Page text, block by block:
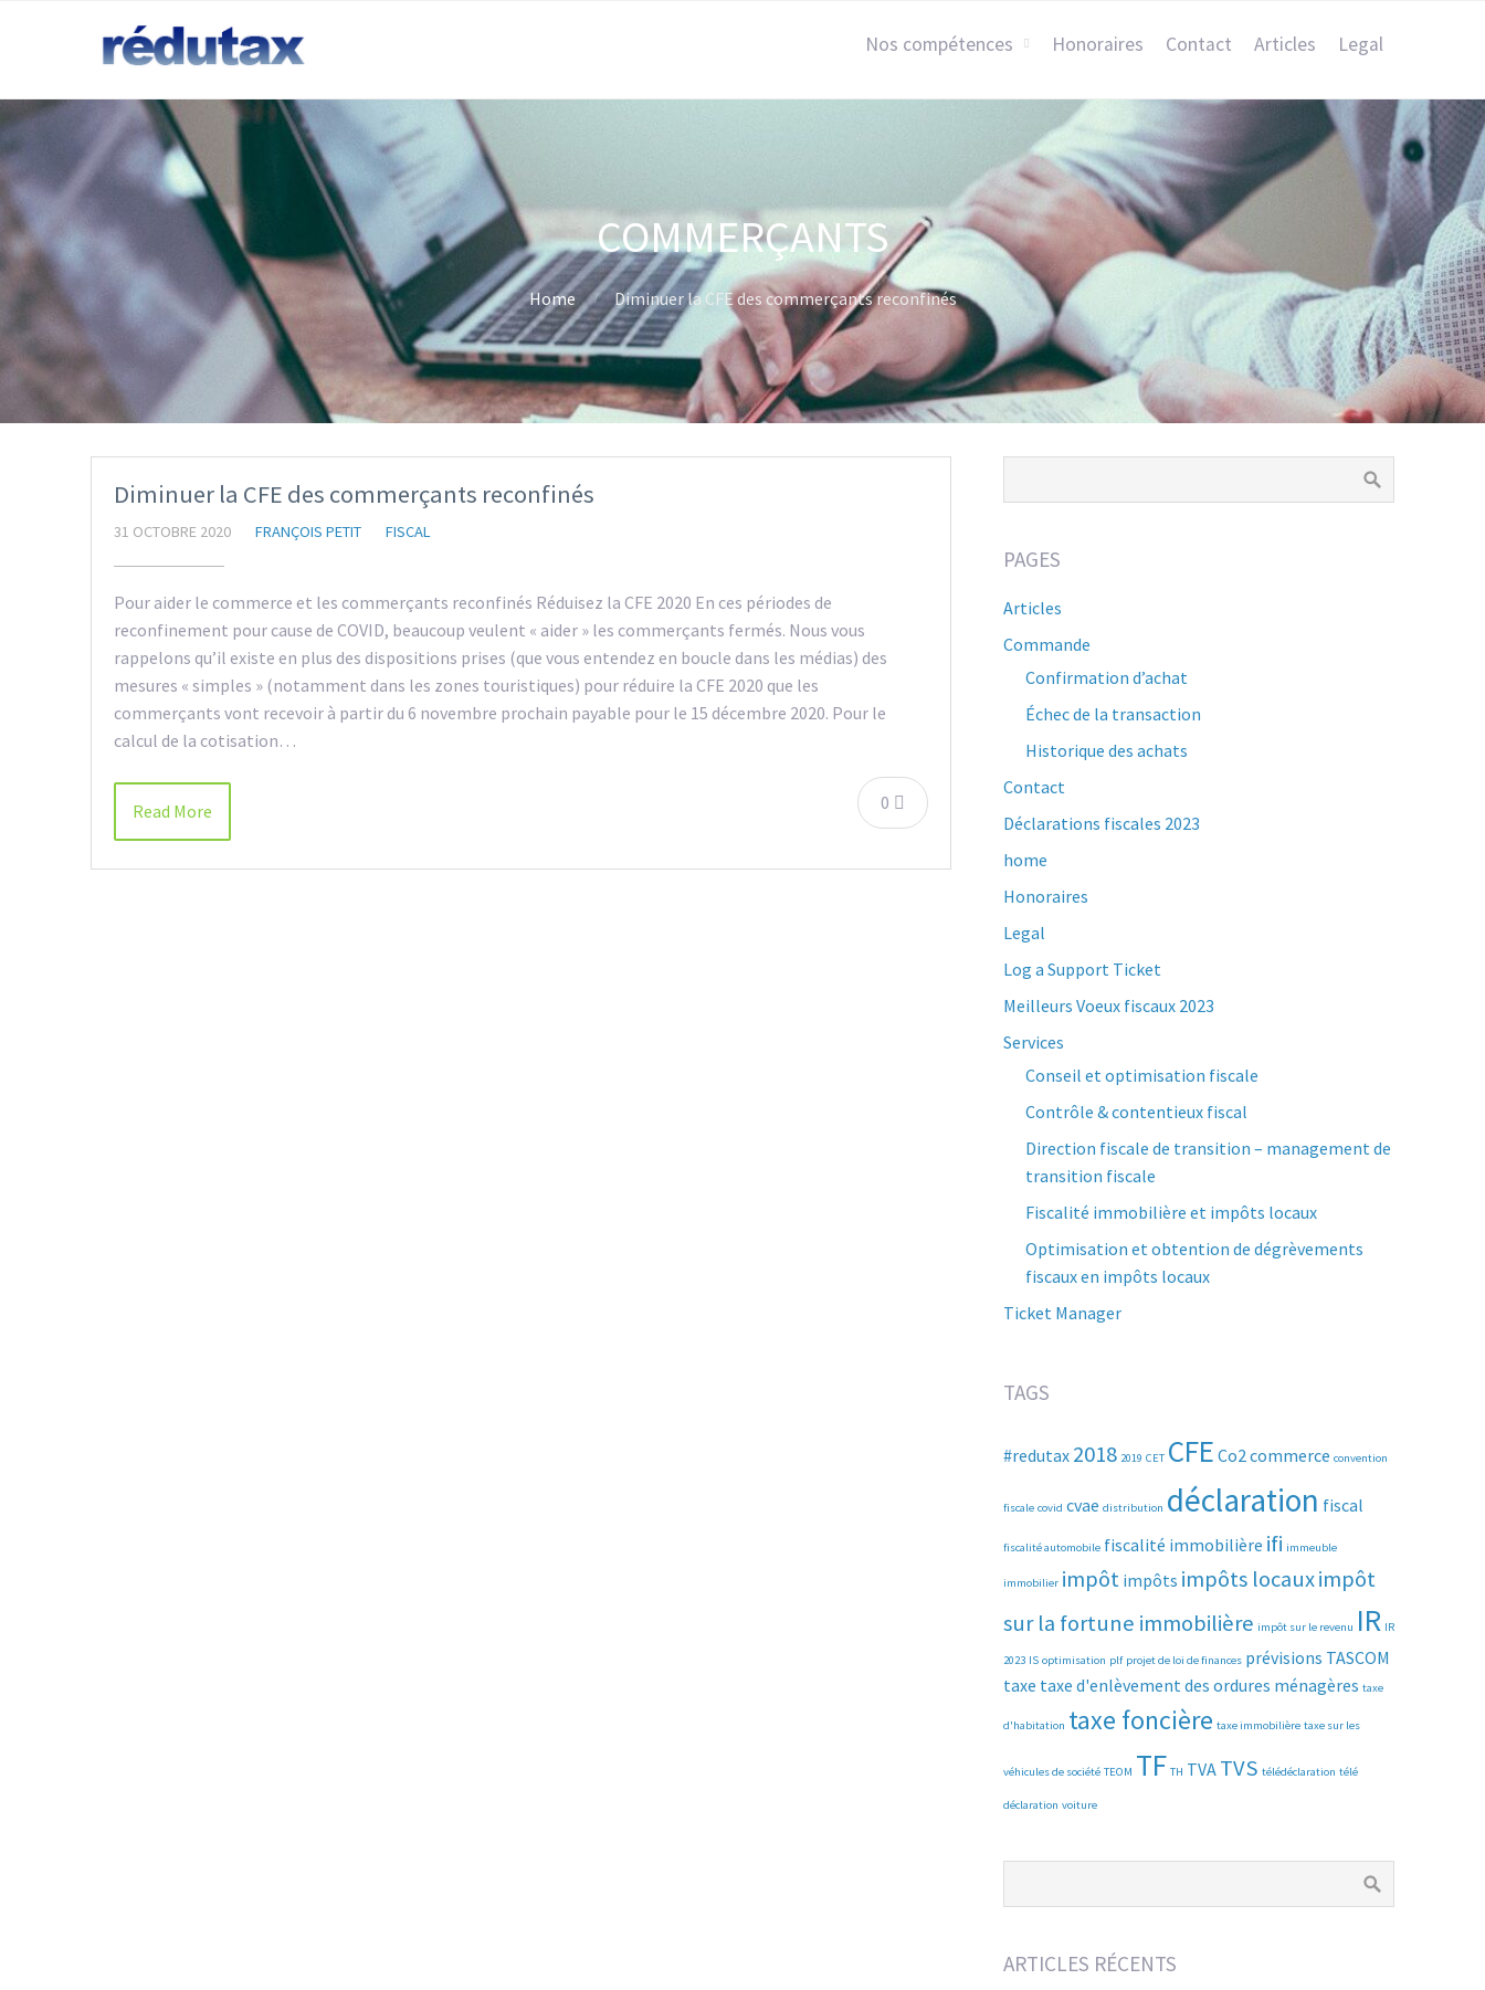
Nos compétences Honoraires Contact Articles Legal
COMMERÇANTS
Home Diminuer la CFE des commerçants reconfinés
Diminuer la CFE des commerçants reconfinés
31 OCTOBRE 2020 FRANÇOIS PETIT FISCAL
Pour aider le commerce et les commerçants reconfinés Réduisez la CFE 2020 En ces périodes de
reconfinement pour cause de COVID, beaucoup veulent « aider » les commerçants fermés. Nous vous
rappelons qu’il existe en plus des dispositions prises (que vous entendez en boucle dans les médias) des
mesures « simples » (notamment dans les zones touristiques) pour réduire la CFE 2020 que les
commerçants vont recevoir à partir du 6 novembre prochain payable pour le 15 décembre 2020. Pour le
calcul de la cotisation…
0
Read More
PAGES
Articles
Commande
Confirmation d’achat
Échec de la transaction
Historique des achats
Contact
Déclarations fiscales 2023
home
Honoraires
Legal
Log a Support Ticket
Meilleurs Voeux fiscaux 2023
Services
Conseil et optimisation fiscale
Contrôle & contentieux fiscal
Direction fiscale de transition – management de
transition fiscale
Fiscalité immobilière et impôts locaux
Optimisation et obtention de dégrèvements
fiscaux en impôts locaux
Ticket Manager
TAGS
#redutax 2018 2019 CET CFE Co2commerce convention
fiscale covid cvae distribution déclaration fiscal
fiscalité automobile fiscalité immobilière ifi immeuble
immobilier impôt impôts impôts locauximpôt
sur la fortune immobilière impôt sur le revenu IR IR
2023 IS optimisation plf projet de loi de finances prévisions TASCOM
taxe taxe d'enlèvement des ordures ménagères taxe
d'habitation taxe foncière taxe immobilière taxe sur les
véhicules de société TEOM TF TH TVA TVS télédéclaration télé
déclaration voiture
ARTICLES RÉCENTS